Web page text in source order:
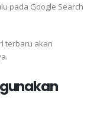
pada Google Search
terbaru akan